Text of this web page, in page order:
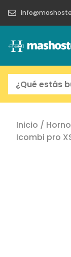
Inicio /
Icombi pro